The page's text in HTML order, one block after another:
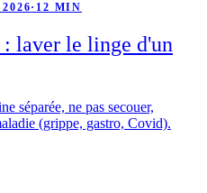
· 12 MIN
laver le linge d'un
séparée, ne pas secouer,
(grippe, gastro, Covid).